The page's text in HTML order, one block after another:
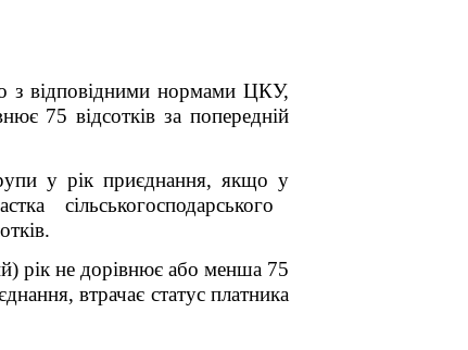
з відповідними нормами ЦКУ,
75 відсотків за попередній
у рік приєднання, якщо у
сільськогосподарського
рік не дорівнює або менша 75
втрачає статус платника